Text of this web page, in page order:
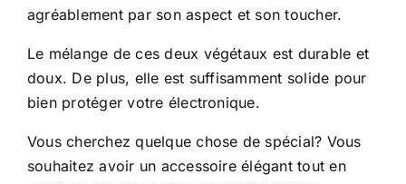
agréablement par son aspect et son toucher.
Le mélange de ces deux végétaux est durable et
doux. De plus, elle est suffisamment solide pour
bien protéger votre électronique.
Vous cherchez quelque chose de spécial? Vous
souhaitez avoir un accessoire élégant tout en